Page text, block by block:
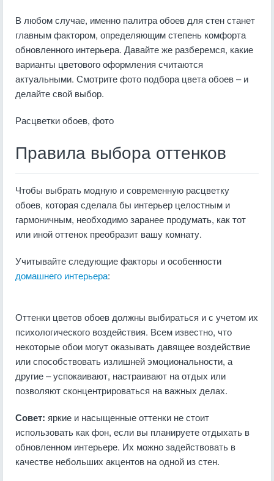
В любом случае, именно палитра обоев для стен станет
главным фактором, определяющим степень комфорта
обновленного интерьера. Давайте же разберемся, какие
варианты цветового оформления считаются
актуальными. Смотрите фото подбора цвета обоев – и
делайте свой выбор.
Расцветки обоев, фото
Правила выбора оттенков
Чтобы выбрать модную и современную расцветку
обоев, которая сделала бы интерьер целостным и
гармоничным, необходимо заранее продумать, как тот
или иной оттенок преобразит вашу комнату.
Учитывайте следующие факторы и особенности
домашнего интерьера:
Оттенки цветов обоев должны выбираться и с учетом их
психологического воздействия. Всем известно, что
некоторые обои могут оказывать давящее воздействие
или способствовать излишней эмоциональности, а
другие – успокаивают, настраивают на отдых или
позволяют сконцентрироваться на важных делах.
Совет: яркие и насыщенные оттенки не стоит
использовать как фон, если вы планируете отдыхать в
обновленном интерьере. Их можно задействовать в
качестве небольших акцентов на одной из стен.